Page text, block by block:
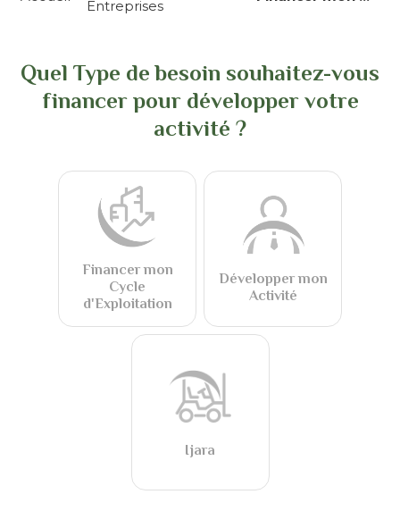
Entreprises
Quel Type de besoin souhaitez-vous
financer pour développer votre
activité ?
Financer mon
Cycle
d'Exploitation
Développer mon
Activité
Ijara